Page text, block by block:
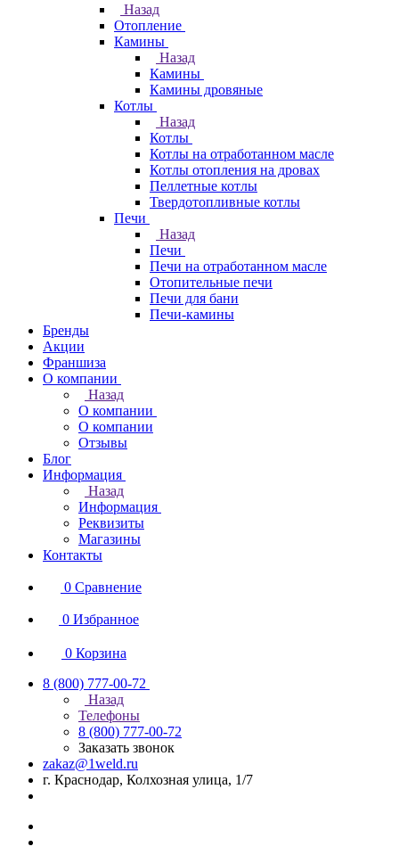
Назад
Отопление
Камины
Назад
Камины
Камины дровяные
Котлы
Назад
Котлы
Котлы на отработанном масле
Котлы отопления на дровах
Пеллетные котлы
Твердотопливные котлы
Печи
Назад
Печи
Печи на отработанном масле
Отопительные печи
Печи для бани
Печи-камины
Бренды
Акции
Франшиза
О компании
Назад
О компании
О компании
Отзывы
Блог
Информация
Назад
Информация
Реквизиты
Магазины
Контакты
0 Сравнение
0 Избранное
0 Корзина
8 (800) 777-00-72
Назад
Телефоны
8 (800) 777-00-72
Заказать звонок
zakaz@1weld.ru
г. Краснодар, Колхозная улица, 1/7